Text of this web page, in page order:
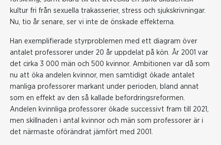
kultur fri från sexuella trakasserier, stress och sjukskrivningar.
Nu, tio år senare, ser vi inte de önskade effekterna.
Han exemplifierade styrproblemen med ett diagram över
antalet professorer under 20 år uppdelat på kön. År 2001 var
det cirka 3 000 män och 500 kvinnor. Ambitionen var då som
nu att öka andelen kvinnor, men samtidigt ökade antalet
manliga professorer markant under perioden, bland annat
som en effekt av den så kallade befordringsreformen.
Andelen kvinnliga professorer ökade successivt fram till 2021,
men skillnaden i antal kvinnor och män som professorer är i
det närmaste oförändrat jämfört med 2001.